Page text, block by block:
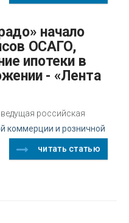
ОСАГО,
ипотеки в
- «Лента
российская
коммерции и розничной
читать статью